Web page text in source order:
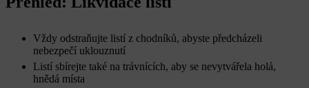
Vždy odstraňujte listí z chodníků, abyste předcházeli
nebezpečí uklouznutí
Listí sbírejte také na trávnících, aby se nevytvářela holá,
hnědá místa